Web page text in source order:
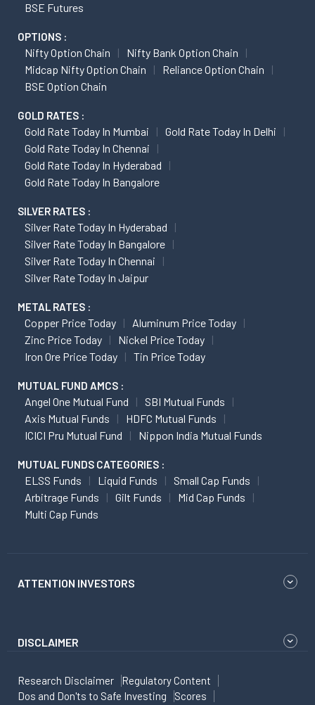
BSE Futures
OPTIONS :
Nifty Option Chain
Nifty Bank Option Chain
Midcap Nifty Option Chain
Reliance Option Chain
BSE Option Chain
GOLD RATES :
Gold Rate Today In Mumbai
Gold Rate Today In Delhi
Gold Rate Today In Chennai
Gold Rate Today In Hyderabad
Gold Rate Today In Bangalore
SILVER RATES :
Silver Rate Today In Hyderabad
Silver Rate Today In Bangalore
Silver Rate Today In Chennai
Silver Rate Today In Jaipur
METAL RATES :
Copper Price Today
Aluminum Price Today
Zinc Price Today
Nickel Price Today
Iron Ore Price Today
Tin Price Today
MUTUAL FUND AMCS :
Angel One Mutual Fund
SBI Mutual Funds
Axis Mutual Funds
HDFC Mutual Funds
ICICI Pru Mutual Fund
Nippon India Mutual Funds
MUTUAL FUNDS CATEGORIES :
ELSS Funds Liquid Funds
Small Cap Funds
Arbitrage Funds
Gilt Funds
Mid Cap Funds
Multi Cap Funds
ATTENTION INVESTORS
DISCLAIMER
Research Disclaimer
Regulatory Content
Dos and Don'ts to Safe Investing
Scores